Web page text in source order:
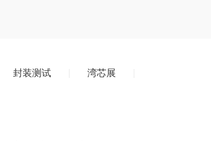
封装测试
湾芯展